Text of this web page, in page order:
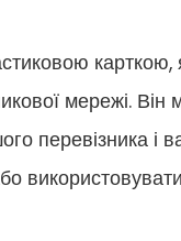
карткою,
мережі. Він
перевізника і